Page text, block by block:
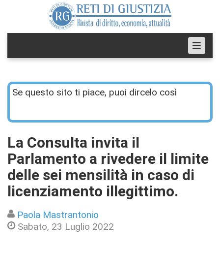
Se questo sito ti piace, puoi dircelo così
La Consulta invita il
Parlamento a rivedere il limite
delle sei mensilità in caso di
licenziamento illegittimo.
Paola Mastrantonio
Sabato, 23 Luglio 2022